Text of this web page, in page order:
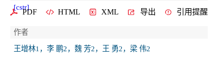
[cstr]
PDF HTML XML 导出 引用提醒
作者
王增林1，李 鹏2，魏 芳2，王 勇2，梁 伟2